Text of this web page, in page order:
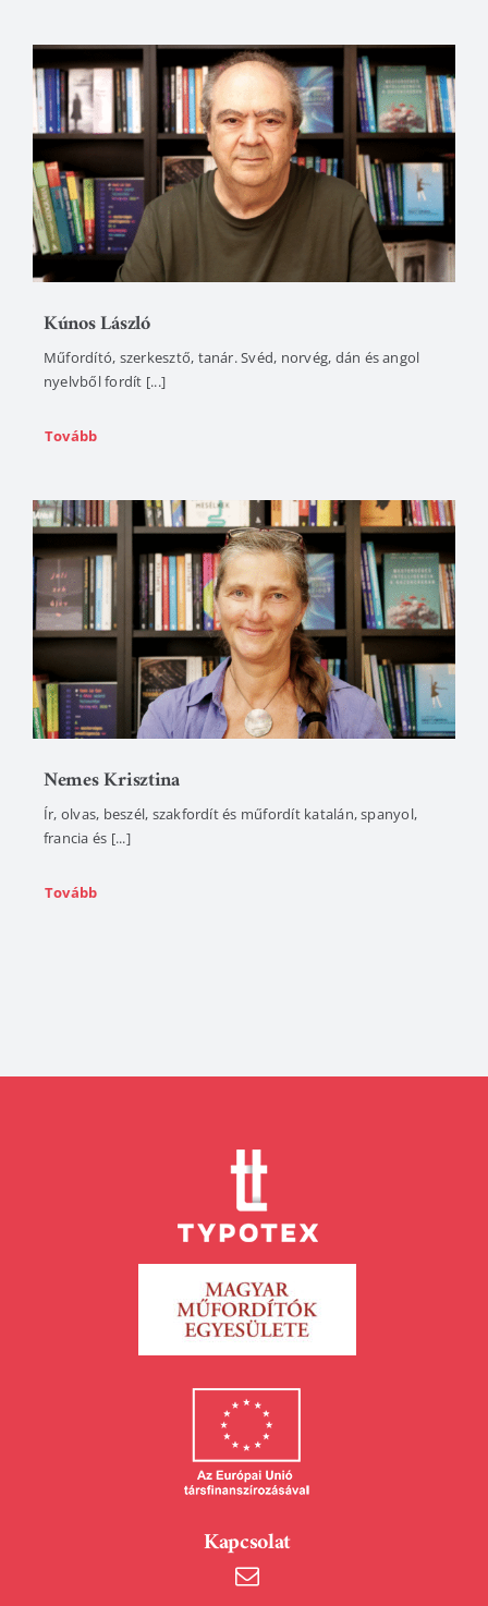
Kúnos László
Műfordító, szerkesztő, tanár. Svéd, norvég, dán és angol
nyelvből fordít [...]
Tovább
Nemes Krisztina
Ír, olvas, beszél, szakfordít és műfordít katalán, spanyol,
francia és [...]
Tovább
Kapcsolat